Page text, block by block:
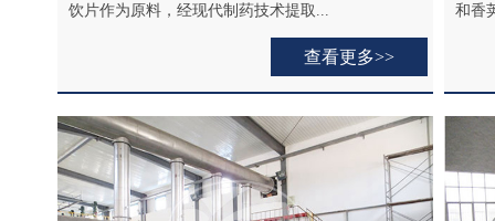
饮片作为原料，经现代制药技术提取...
查看更多>>
和香